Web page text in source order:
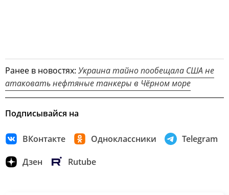
Ранее в новостях: Украина тайно пообещала США не
атаковать нефтяные танкеры в Чёрном море
Подписывайся на
ВКонтакте Одноклассники Telegram
Дзен Rutube